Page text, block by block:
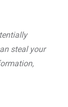
steal your